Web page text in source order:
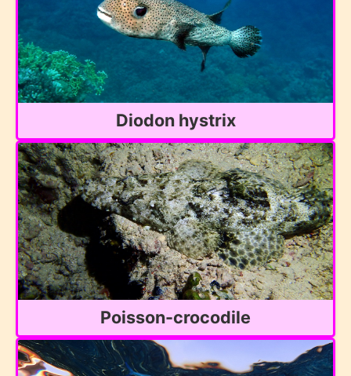
Diodon hystrix
Poisson-crocodile